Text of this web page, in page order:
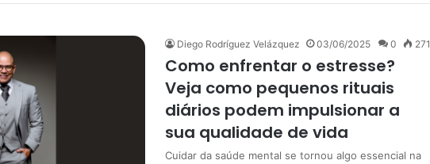
Diego Rodríguez Velázquez 03/06/2025 0 271
Como enfrentar o estresse?
Veja como pequenos rituais
diários podem impulsionar a
sua qualidade de vida
Cuidar da saúde mental se tornou algo essencial na